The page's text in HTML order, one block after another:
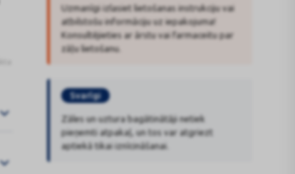
Uzmanīgi izlasiet lietošanas instrukciju vai
atbilstošu informāciju uz iepakojuma!
Konsultējieties ar ārstu vai farmaceitu par
zāļu lietošanu.
Svarīgi
Zāles un uztura bagātinātāji netiek
pieņemti atpakaļ, un tos var atgriezt
aptiekā tikai iznīcināšanai.